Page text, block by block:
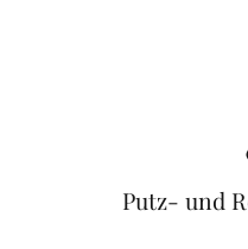
Putz- und